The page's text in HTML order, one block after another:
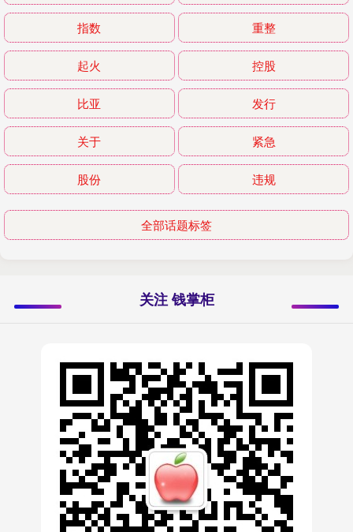
指数 重整
起火 控股
比亚 发行
关于 紧急
股份 违规
全部话题标签
关注 钱掌柜